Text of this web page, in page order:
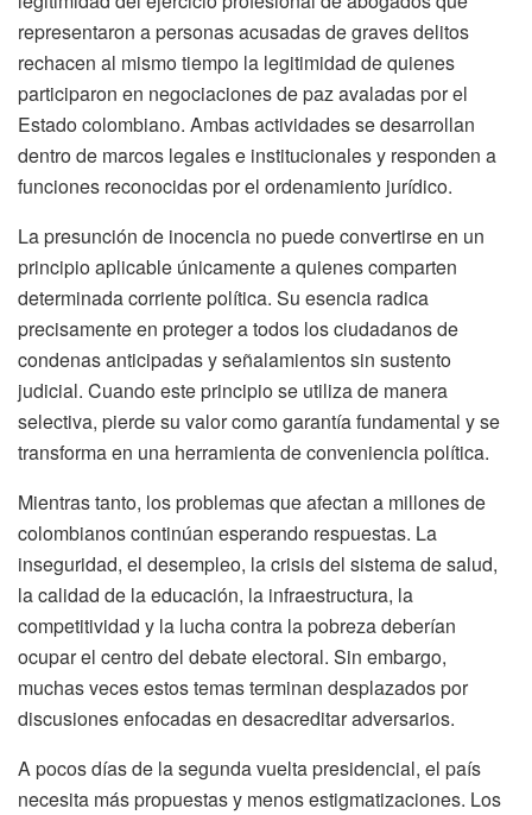
representaron a personas acusadas de graves delitos
rechacen al mismo tiempo la legitimidad de quienes
participaron en negociaciones de paz avaladas por el
Estado colombiano. Ambas actividades se desarrollan
dentro de marcos legales e institucionales y responden a
funciones reconocidas por el ordenamiento jurídico.
La presunción de inocencia no puede convertirse en un
principio aplicable únicamente a quienes comparten
determinada corriente política. Su esencia radica
precisamente en proteger a todos los ciudadanos de
condenas anticipadas y señalamientos sin sustento
judicial. Cuando este principio se utiliza de manera
selectiva, pierde su valor como garantía fundamental y se
transforma en una herramienta de conveniencia política.
Mientras tanto, los problemas que afectan a millones de
colombianos continúan esperando respuestas. La
inseguridad, el desempleo, la crisis del sistema de salud,
la calidad de la educación, la infraestructura, la
competitividad y la lucha contra la pobreza deberían
ocupar el centro del debate electoral. Sin embargo,
muchas veces estos temas terminan desplazados por
discusiones enfocadas en desacreditar adversarios.
A pocos días de la segunda vuelta presidencial, el país
necesita más propuestas y menos estigmatizaciones. Los